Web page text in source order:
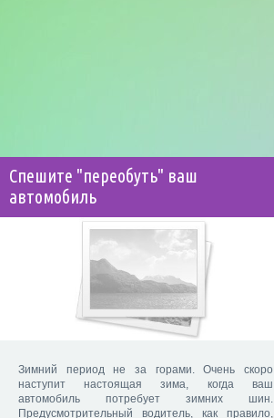
Спешите "переобуть" ваш
автомобиль
Зимний период не за горами. Очень скоро
наступит настоящая зима, когда ваш
автомобиль потребует зимних шин.
Предусмотрительный водитель, как правило,